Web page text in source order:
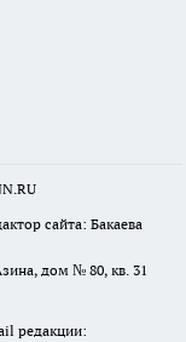
сайта: Бакаева
дом № 80, кв. 31
редакции: